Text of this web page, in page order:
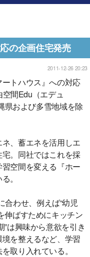
の企画住宅発売
2011-12-26 20:23
トハウス』への対応
間Edu（エデュ
県および多雪地域を除
、蓄エネを活用しエ
。同社ではこれを採
空間を変える『ホー
。
合わせ、例えば“幼児
伸ばすためにキッチン
は興味から意欲を引き
を整えるなど、学習
取り入れている。